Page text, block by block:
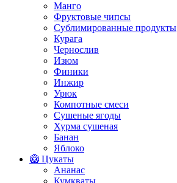
Манго
Фруктовые чипсы
Сублимированные продукты
Курага
Чернослив
Изюм
Финики
Инжир
Урюк
Компотные смеси
Сушеные ягоды
Хурма сушеная
Банан
Яблоко
🥝 Цукаты
Ананас
Кумкваты